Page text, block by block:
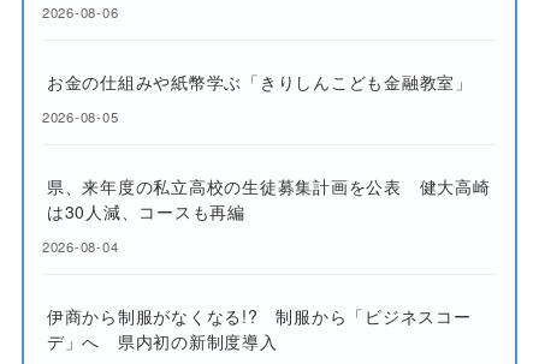
2026-08-06
お金の仕組みや紙幣学ぶ「きりしんこども金融教室」
2026-08-05
県、来年度の私立高校の生徒募集計画を公表 健大高崎
は30人減、コースも再編
2026-08-04
伊商から制服がなくなる!? 制服から「ビジネスコー
デ」へ 県内初の新制度導入